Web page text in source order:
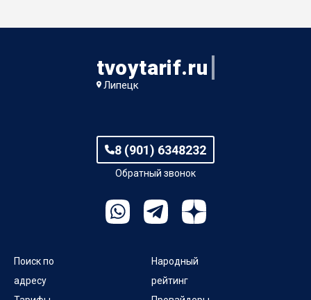
tvoytarif.ru
Липецк
8 (901) 6348232
Обратный звонок
Поиск по
адресу
Народный
рейтинг